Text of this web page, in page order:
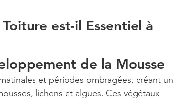
est-il Essentiel à
de la Mousse
et périodes ombragées, créant un
lichens et algues. Ces végétaux